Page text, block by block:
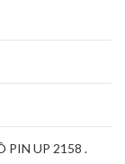
PIN UP 2158 .